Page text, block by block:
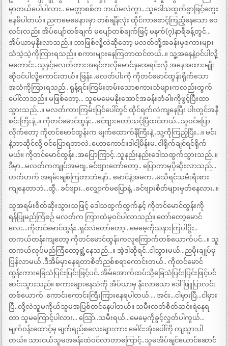
မှာတယ်ပေါပါလား.. မေတ္တာစစ်က ဘယ်မလဲကွာ…သူဒေါသထွက်စွာဖြင့်တွေး
နေမိပါတယ်။ ညကမေမေနားမှာ တစ်ချိန်လုံး ထိုင်ကာစောင့်ကြည့်နေသော ဝေ
လင်းလည်း အိပ်ပျော်တစ်ချက် မပျော်တစ်ချက်ဖြင့် မနက်(၇)နာရီခန့်တွင်…
အိပ်ယာမှနိုးလာသည်.။ ဘာဖြစ်လို့လဲဆိုတော့ မလတ်တို့အခန်းမှစကားများ
သံသဲ့သဲ့ကိုကြားရသည်။ စကားများနေကြတာထင်တယ်..။ သူ့အနေနဲ့ဝင်ပါလို့
မကောင်း..သူနှင့်မလတ်ကားအရင်ကလိုမောင်နှမအရင်းလို အနေအထားမျိုး
ဆိုဝင်ပါလို့ကောင်းတယ်။ ဖြန်း..မလတ်ပါးကို ကိုတင်မောင်ထွန်းရိုက်သော
အသံကိုကြားရသည်.. ရုန့်ရင်းကြမ်းတမ်းသောစကားသံများကလည်းထွက်
ပေါ်လာသည်။ မဖြစ်တော့… သူမေမေမနိုးအောင်အခန်းတံခါးကိုဖွင့်ပြီးထာ
သွားသည်…။ မလတ်ကားကြမ်းပြင်ပေါ်တွင် ထိုင်ရက်လဲကျနေပြီး ပါးတွင်အနီ
စင်းကြီးနဲ့..။ ကိုတင်မောင်ထွန်း…ခင်ဗျားတော်သင့်ပြီထင်တယ်…သူဝင်ပြော
လိုက်တော့ ကိုတင်မောင်ထွန်းက မျက်ထောက်နီကြီးနဲ့..သူ့ကိုကြည့်ပြီး…။ မင်း
နဲ့ဘာဆိုင်လို့ ဝင်ပြောရတာလဲ..ဟောကောင်။ဒါငါ့မိန်းမ..ငါရိုက်ချင်ရင်ရိုက်
မယ်။ ကိုတင်မောင်ထွန်း..အပြောကြာင့်..သူနည်းနည်းဒေါသထွက်သွားသည်..။
ဒီမှာ…မလတ်ကကျုပ်အမဗျ..ခင်ဗျားတော်တော့.. ပြောကာမှပိုဆိုးလာသည်…
ဟက်ဟက် အရမ်းချစ်ကြတာဘဲနော်.. မောင်နဲ့အမက…မသိရင်သမီးရီးစား
ကျနေတာဘဲ…ထွီ.. ခင်ဗျား…လျှောက်မပြောနဲ့…ခင်ဗျားစိတ်များမှတ်နေလား..။
သူအရမ်းစိတ်ဆိုးသွားသဖြင့် ဒေါသထွက်ထွက်နှင့် ကိုတင်မောင်ထွန်းကို
ရန်ပြုမည်ကြံစဉ် မလတ်က ကြားထဲမှဝင်ပါလာသည်။ တော်တော့မောင်
လေး…ကိုတင်မောင်ထွန်း..ရှင်လဲတော်တော့.. မေမေ့ကိုသနားကြပါဦး..
တကယ်တန်းကျတော့ ကိုတင်မောင်ထွန်းကလူကြောက်တစ်ယောက်ပင်…။ သူ
တကယ်လုပ်မည်ကြံတော့ရွံ့နေသည်…။ အဲ့ဒါဆိုရင်..ငါသွားမယ်…ညမိုးချုပ်မှ
ပြန်လာမယ်..ဒီအိမ်မှာနေရတာစိတ်ညစ်စရာကောင်းတယ်.. ကိုတင်မောင်
ထွန်းကားခြေသံပြင်းပြင်းဖြင့်ပင်..အိမ်အောက်ထပ်သို့ခြေသံပြင်းပြင်းဖြင့်ပင်
ဆင်းသွားသည်။ စကားများနေသံကို အိပ်ယာမှ နိုးလာသော ဒေါ်ဖြူပြာလင်း
တစ်ယောက်. ကောင်းကောင်းကြီးကြားနေရပါတယ်…. အင်း…ငါမှားပြီ…ငါမှား
ပြီ..လို့လဲသူမကိုယ်သူမအပြစ်တင်နေပါတယ်။ သမီးလတ်စိတ်ဆင်းရဲနေရ
တာ သူမကြောင့်ပါလား… သြော်..သမီးရယ်…မေမေ့ကိုခွင့်လွှတ်ပါကွယ်…
မျက်ဝန်းထောင့်မှ မျက်ရည်စလေးများကား ခေါင်းအုံးပေါ်ကို ကျသွားပါ
တယ်။ သားငယ်သူမအခန်းထဲဝင်လာတာကြောင့်..သူမအိပ်ချင်ယောင်ဆောင်